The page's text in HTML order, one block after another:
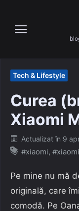
content
Tech & Lifestyle
Curea
Xiaomi
Posted
on
Actualizat în 9
#xiaomi,
Pe mine nu mă
originală, care
comodă. Pe